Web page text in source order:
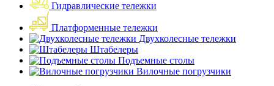
Гидравлические тележки
Платформенные тележки
Двухколесные тележки
Штабелеры
Подъемные столы
Вилочные погрузчики